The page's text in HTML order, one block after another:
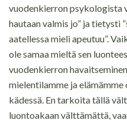
vuodenkierron psykologista
hautaan valmis jo” ja tietysti
aatellessa mieli apeutuu”.
ole samaa mieltä sen
vuodenkierron
mielentilamme ja
kädessä. En tarkoita tällä
luontoakaan välttämättä,